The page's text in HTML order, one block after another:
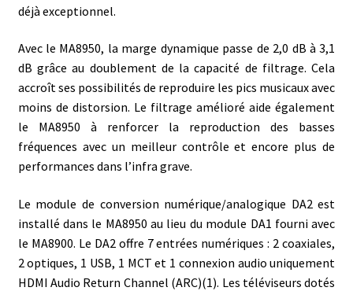
déjà exceptionnel.
Avec le MA8950, la marge dynamique passe de 2,0 dB à 3,1
dB grâce au doublement de la capacité de filtrage. Cela
accroît ses possibilités de reproduire les pics musicaux avec
moins de distorsion. Le filtrage amélioré aide également
le MA8950 à renforcer la reproduction des basses
fréquences avec un meilleur contrôle et encore plus de
performances dans l’infra grave.
Le module de conversion numérique/analogique DA2 est
installé dans le MA8950 au lieu du module DA1 fourni avec
le MA8900. Le DA2 offre 7 entrées numériques : 2 coaxiales,
2 optiques, 1 USB, 1 MCT et 1 connexion audio uniquement
HDMI Audio Return Channel (ARC)(1). Les téléviseurs dotés